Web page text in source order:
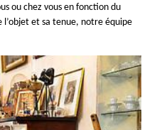
ou chez vous en fonction du
l’objet et sa tenue, notre équipe